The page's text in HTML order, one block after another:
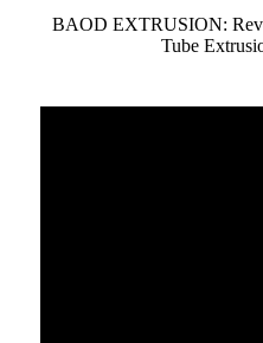
BAOD EXTRUSION:
Tube